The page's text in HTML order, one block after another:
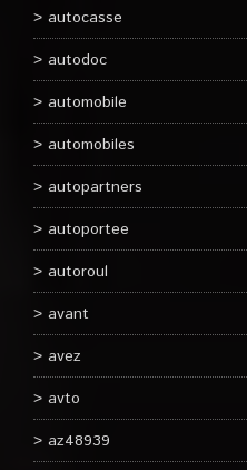
autocasse
autodoc
automobile
automobiles
autopartners
autoportee
autoroul
avant
avez
avto
az48939